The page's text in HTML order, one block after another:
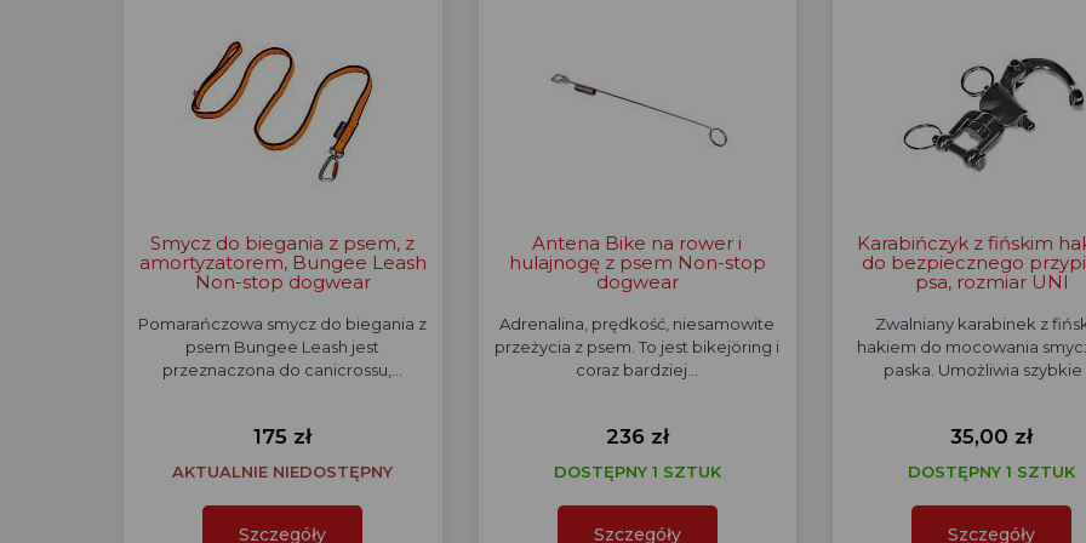
Smycz do biegania z psem, z
amortyzatorem, Bungee Leash
Non-stop dogwear
Pomarańczowa smycz do biegania z
psem Bungee Leash jest
przeznaczona do canicrossu,…
175 zł
AKTUALNIE NIEDOSTĘPNY
Szczegóły
Antena Bike na rower i
hulajnogę z psem Non-stop
dogwear
Adrenalina, prędkość, niesamowite
przeżycia z psem. To jest bikejöring i
coraz bardziej…
236 zł
DOSTĘPNY 1 SZTUK
Szczegóły
Karabińczyk z fińskim
do bezpiecznego
psa, rozmiar UNI
Zwalniany karabinek z
hakiem do mocowania
paska. Umożliwia szybkie
35,00 zł
DOSTĘPNY 1 SZTUK
Szczegóły